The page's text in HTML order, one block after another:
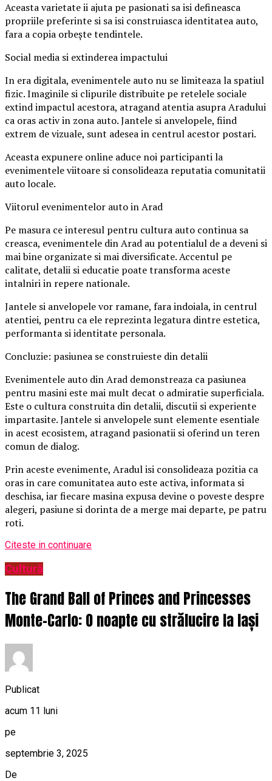
Aceasta varietate ii ajuta pe pasionati sa isi defineasca
propriile preferinte si sa isi construiasca identitatea auto,
fara a copia orbește tendintele.
Social media si extinderea impactului
In era digitala, evenimentele auto nu se limiteaza la spatiul
fizic. Imaginile si clipurile distribuite pe retelele sociale
extind impactul acestora, atragand atentia asupra Aradului
ca oras activ in zona auto. Jantele si anvelopele, fiind
extrem de vizuale, sunt adesea in centrul acestor postari.
Aceasta expunere online aduce noi participanti la
evenimentele viitoare si consolideaza reputatia comunitatii
auto locale.
Viitorul evenimentelor auto in Arad
Pe masura ce interesul pentru cultura auto continua sa
creasca, evenimentele din Arad au potentialul de a deveni si
mai bine organizate si mai diversificate. Accentul pe
calitate, detalii si educatie poate transforma aceste
intalniri in repere nationale.
Jantele si anvelopele vor ramane, fara indoiala, in centrul
atentiei, pentru ca ele reprezinta legatura dintre estetica,
performanta si identitate personala.
Concluzie: pasiunea se construieste din detalii
Evenimentele auto din Arad demonstreaza ca pasiunea
pentru masini este mai mult decat o admiratie superficiala.
Este o cultura construita din detalii, discutii si experiente
impartasite. Jantele si anvelopele sunt elemente esentiale
in acest ecosistem, atragand pasionatii si oferind un teren
comun de dialog.
Prin aceste evenimente, Aradul isi consolideaza pozitia ca
oras in care comunitatea auto este activa, informata si
deschisa, iar fiecare masina expusa devine o poveste despre
alegeri, pasiune si dorinta de a merge mai departe, pe patru
roti.
Citeste in continuare
Cultură
The Grand Ball of Princes and Princesses
Monte-Carlo: O noapte cu strălucire la Iași
Publicat
acum 11 luni
pe
septembrie 3, 2025
De